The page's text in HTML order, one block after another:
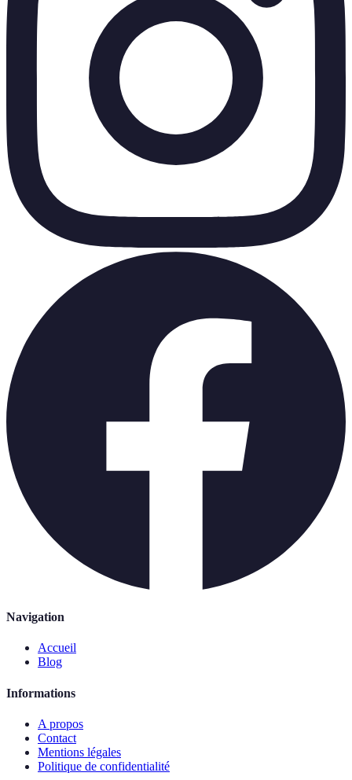
Navigation
Accueil
Blog
Informations
A propos
Contact
Mentions légales
Politique de confidentialité